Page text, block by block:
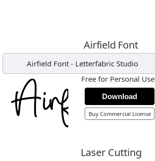
Airfield Font
Airfield Font - Letterfabric Studio
Free for Personal Use
Download
Buy Commercial License
Laser Cutting